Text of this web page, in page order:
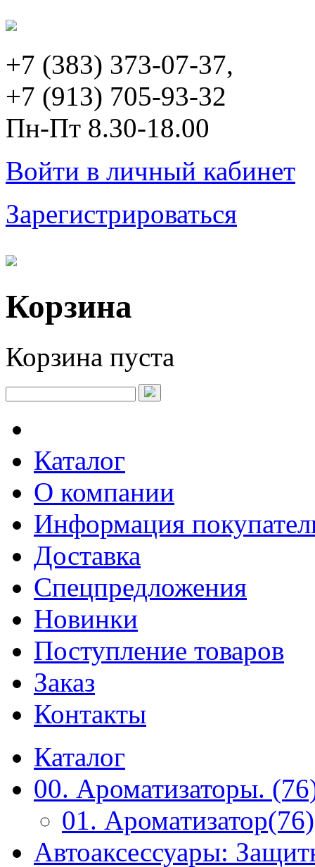
+7 (383) 373-07-37,
+7 (913) 705-93-32
Пн-Пт 8.30-18.00
Войти в личный кабинет
Зарегистрироваться
Корзина
Корзина пуста
Каталог
О компании
Информация
Доставка
Спецпредложения
Новинки
Поступление товаров
Заказ
Контакты
Каталог
00. Ароматизаторы.
01. Ароматизатор(76)
Автоаксессуары: